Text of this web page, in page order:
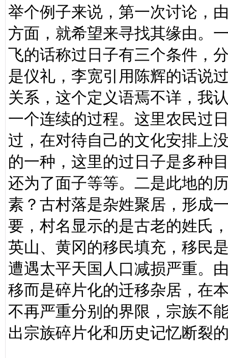
举个例子来说，第一次讨论，
方面，就希望来寻找其缘由。
飞的话称过日子有三个条件，
是仪礼，李宽引用陈辉的话说
关系，这个定义语焉不详，我
一个连续的过程。这里农民过
过，在对待自己的文化安排上
的一种，这里的过日子是多种
还为了面子等等。二是此地的
素？古村落是杂姓聚居，形成
要，村名显示的是古老的姓氏
英山、黄冈的移民填充，移民
遭遇太平天国人口减损严重。
移而是碎片化的迁移杂居，在
不再严重分别的界限，宗族不
出宗族碎片化和历史记忆断裂